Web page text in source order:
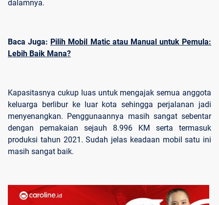
dalamnya.
Baca Juga: Pilih Mobil Matic atau Manual untuk Pemula:
Lebih Baik Mana?
Kapasitasnya cukup luas untuk mengajak semua anggota
keluarga berlibur ke luar kota sehingga perjalanan jadi
menyenangkan. Penggunaannya masih sangat sebentar
dengan pemakaian sejauh 8.996 KM serta termasuk
produksi tahun 2021. Sudah jelas keadaan mobil satu ini
masih sangat baik.